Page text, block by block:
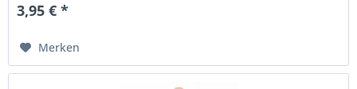
3,95 € *
Merken